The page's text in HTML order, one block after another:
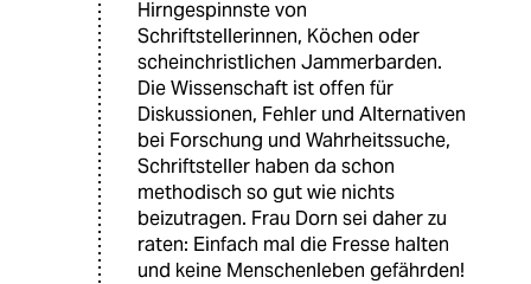
Hirngespinnste von
Schriftstellerinnen, Köchen oder
scheinchristlichen Jammerbarden.
Die Wissenschaft ist offen für
Diskussionen, Fehler und Alternativen
bei Forschung und Wahrheitssuche,
Schriftsteller haben da schon
methodisch so gut wie nichts
beizutragen. Frau Dorn sei daher zu
raten: Einfach mal die Fresse halten
und keine Menschenleben gefährden!